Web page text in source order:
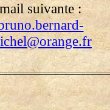
mail suivante :